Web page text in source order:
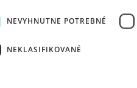
a cvičeniu ako takému.
Medzi jeho ďalšie tituly patria
NEVYHNUTNE POTREBNÉ
NEKLASIFIKOVANÉ